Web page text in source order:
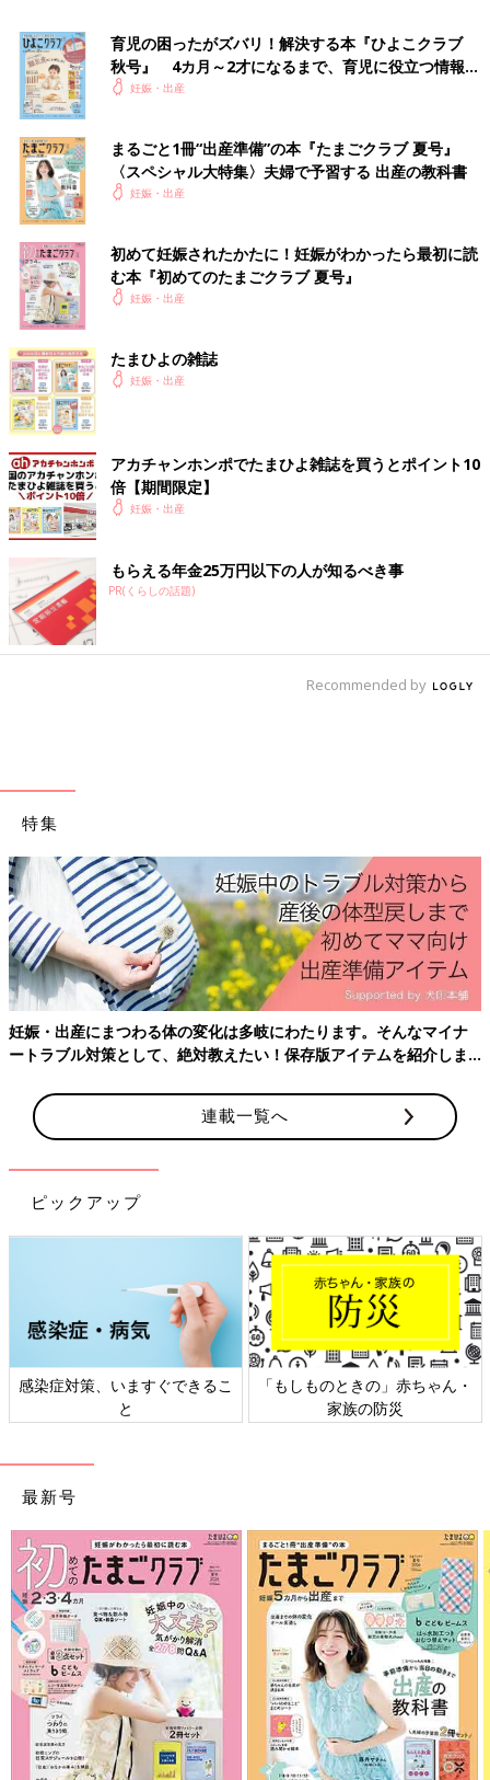
妊娠超初期から産後1カ月までの気がかりをしっかりサポート！
妊娠月数ごとにママの体の変化と「今すること」を徹底紹介する
1冊です。
Amazonで見る（mini版）
楽天ブックスで見る（mini版）
育児の困ったがズバリ！解決する本『ひよこクラブ
秋号』 4カ月～2才になるまで、育児に役立つ情報が
いっぱい！
妊娠・出産
まるごと1冊“出産準備”の本『たまごクラブ 夏号』
〈スペシャル大特集〉夫婦で予習する 出産の教科書
妊娠・出産
初めて妊娠されたかたに！妊娠がわかったら最初に読
む本『初めてのたまごクラブ 夏号』
妊娠・出産
たまひよの雑誌
妊娠・出産
アカチャンホンポでたまひよ雑誌を買うとポイント10
倍【期間限定】
妊娠・出産
もらえる年金25万円以下の人が知るべき事
PR(くらしの話題)
Recommended by
特集
妊娠・出産にまつわる体の変化は多岐にわたります。そんなマイナ
ートラブル対策として、絶対教えたい！保存版アイテムを紹介しま
連載一覧へ
ピックアップ
感染症対策、いますぐできるこ
と
「もしものときの」赤ちゃん・
家族の防災
最新号